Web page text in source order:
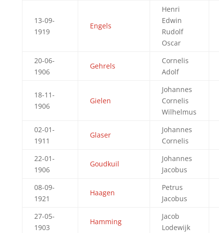
13-09-
1919
Engels
Henri
Edwin
Rudolf
Oscar
20-06-
1906
Gehrels
Cornelis
Adolf
18-11-
1906
Gielen
Johannes
Cornelis
Wilhelmus
02-01-
1911
Glaser
Johannes
Cornelis
22-01-
1906
Goudkuil
Johannes
Jacobus
08-09-
1921
Haagen
Petrus
Jacobus
27-05-
1903
Hamming
Jacob
Lodewijk